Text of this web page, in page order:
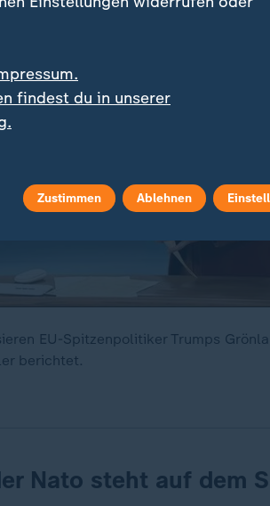
EU-Spitzenpolitiker Trumps
berichtet.
Nato steht auf dem
findest du in unserer
Zustimmen Ablehnen